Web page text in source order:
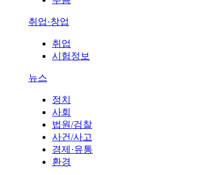
취업·창업
취업
시험정보
뉴스
정치
사회
법원/검찰
사건/사고
경제·유통
환경